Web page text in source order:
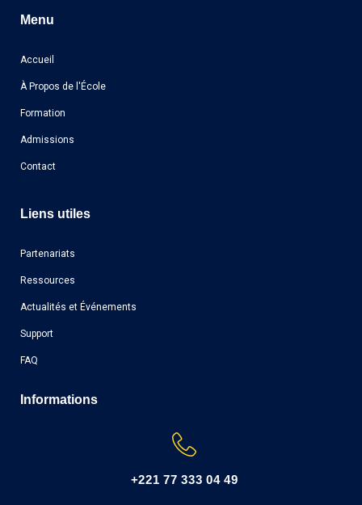
Menu
Accueil
À Propos de l'École
Formation
Admissions
Contact
Liens utiles
Partenariats
Ressources
Actualités et Événements
Support
FAQ
Informations
+221 77 333 04 49